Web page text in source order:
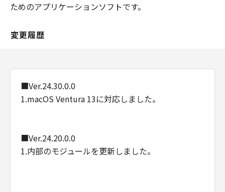
ためのアプリケーションソフトです。
変更履歴
■Ver.24.30.0.0
1.macOS Ventura 13に対応しました。
■Ver.24.20.0.0
1.内部のモジュールを更新しました。